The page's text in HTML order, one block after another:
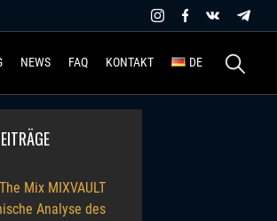
NEWS FAQ KONTAKT DE
Suchen
nach:
Mix MIXVAULT
Analyse des